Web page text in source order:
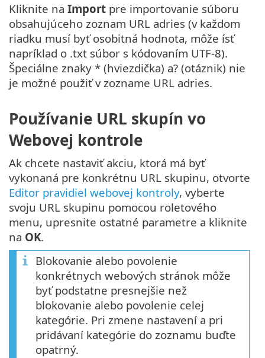
Kliknite na Import pre importovanie súboru
obsahujúceho zoznam URL adries (v každom
riadku musí byť osobitná hodnota, môže ísť
napríklad o .txt súbor s kódovaním UTF-8).
Špeciálne znaky * (hviezdička) a? (otáznik) nie
je možné použiť v zozname URL adries.
Používanie URL skupín vo
Webovej kontrole
Ak chcete nastaviť akciu, ktorá má byť
vykonaná pre konkrétnu URL skupinu, otvorte
Editor pravidiel webovej kontroly, vyberte
svoju URL skupinu pomocou roletového
menu, upresnite ostatné parametre a kliknite
na OK.
Blokovanie alebo povolenie
konkrétnych webových stránok môže
byť podstatne presnejšie než
blokovanie alebo povolenie celej
kategórie. Pri zmene nastavení a pri
pridávaní kategórie do zoznamu buďte
opatrný.